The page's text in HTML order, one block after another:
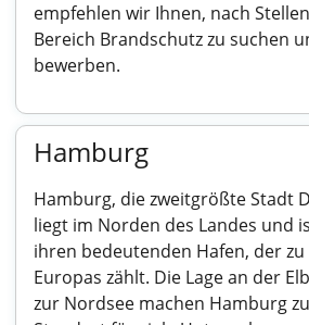
empfehlen wir Ihnen, nach
Bereich Brandschutz zu suchen
bewerben.
Hamburg
Hamburg, die zweitgrößte Stadt
liegt im Norden des Landes und
ihren bedeutenden Hafen, der
Europas zählt. Die Lage an der
zur Nordsee machen Hamburg